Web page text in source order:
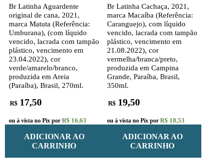
Br Latinha Aguardente
original de cana, 2021,
marca Matuta (Referência:
Umburana), (com líquido
vencido, lacrada com tampão
plástico, vencimento em
23.04.2022), cor
verde/amarelo/branco,
produzida em Areia
(Paraíba), Brasil, 270ml.
R$ 17,50
ou à vista no Pix por R$ 16,63
ADICIONAR AO
CARRINHO
Br Latinha Cachaça, 2021,
marca Macaíba (Referência:
Caranguejo), com líquido
vencido, lacrada com tampão
plástico, vencimento em
21.08.2022), cor
vermelha/branca/preto,
produzida em Campina
Grande, Paraíba, Brasil,
350ml.
R$ 19,50
ou à vista no Pix por R$ 18,53
ADICIONAR AO
CARRINHO